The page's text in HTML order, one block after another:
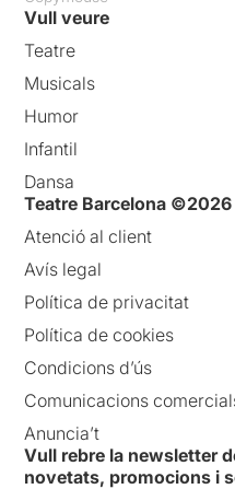
Vull veure
Teatre
Musicals
Humor
Infantil
Dansa
Teatre Barcelona ©2026
Atenció al client
Avís legal
Política de privacitat
Política de cookies
Condicions d’ús
Comunicacions
Anuncia’t
Vull rebre la newsletter
novetats, promocions i